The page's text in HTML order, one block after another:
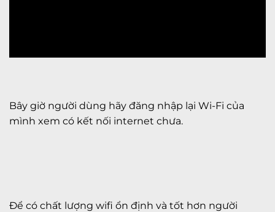
Bây giờ người dùng hãy đăng nhập lại Wi-Fi của
mình xem có kết nối internet chưa.
Để có chất lượng wifi ổn định và tốt hơn người